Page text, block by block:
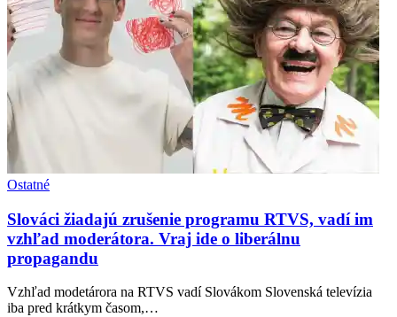
Ostatné
Slováci žiadajú zrušenie programu RTVS, vadí im
vzhľad moderátora. Vraj ide o liberálnu
propagandu
Vzhľad modetárora na RTVS vadí Slovákom Slovenská televízia
iba pred krátkym časom,…